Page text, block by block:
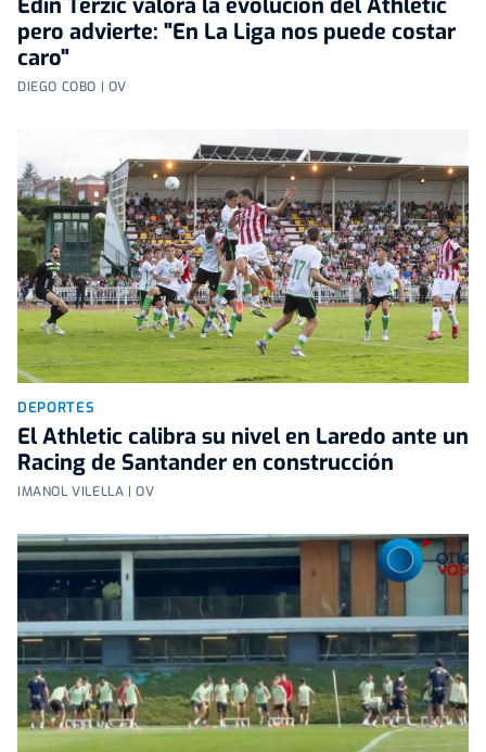
pero advierte: "En La Liga nos puede costar
caro"
DIEGO COBO | OV
DEPORTES
El Athletic calibra su nivel en Laredo ante un
Racing de Santander en construcción
IMANOL VILELLA | OV